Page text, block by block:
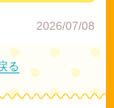
2026/07/08
る